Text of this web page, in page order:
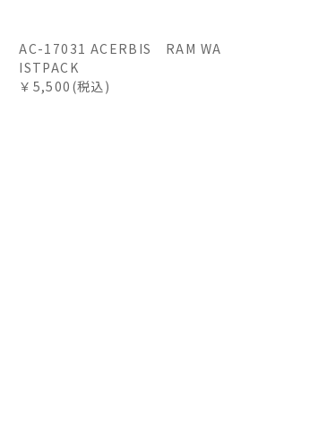
AC-17031 ACERBIS RAM WA
ISTPACK
￥5,500(税込)